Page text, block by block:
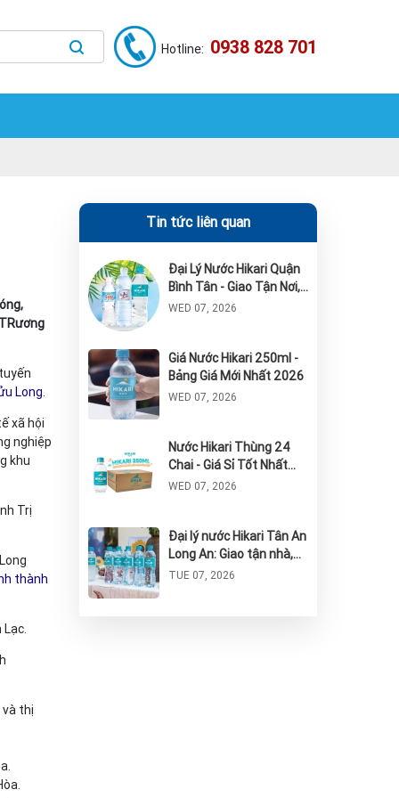
Hotline: 0938 828 701
Long
xã hội
nghiệp
khu
Trị
thành
và thị
Tin tức liên quan
Đại Lý Nước Hikari Quận
Bình Tân - Giao Tận Nơi,
Giá Tốt 2026
WED 07, 2026
Giá Nước Hikari 250ml -
Bảng Giá Mới Nhất 2026
WED 07, 2026
Nước Hikari Thùng 24
Chai - Giá Sỉ Tốt Nhất
TPHCM 2026
WED 07, 2026
Đại lý nước Hikari Tân An
Long An: Giao tận nhà,
Nhanh chóng & Uy tín
TUE 07, 2026